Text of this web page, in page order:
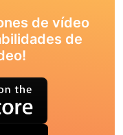
de vídeo
de